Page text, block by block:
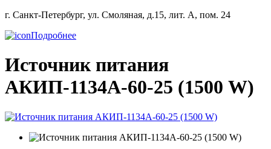
г. Санкт-Петербург, ул. Смоляная, д.15, лит. А, пом. 24
Подробнее
Источник питания
АКИП-1134А-60-25 (1500 W)